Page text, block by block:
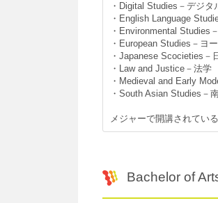
・Digital Studies－デジタ
・English Language
・Environmental Studies
・European Studies－ヨ
・Japanese Scocieties－
・Law and Justice－法学
・Medieval and Early
・South Asian Studies－
メジャーで開講されてい
Bachelor of